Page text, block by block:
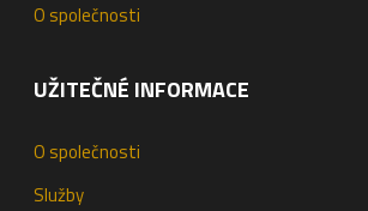
O společnosti
UŽITEČNÉ INFORMACE
O společnosti
Služby